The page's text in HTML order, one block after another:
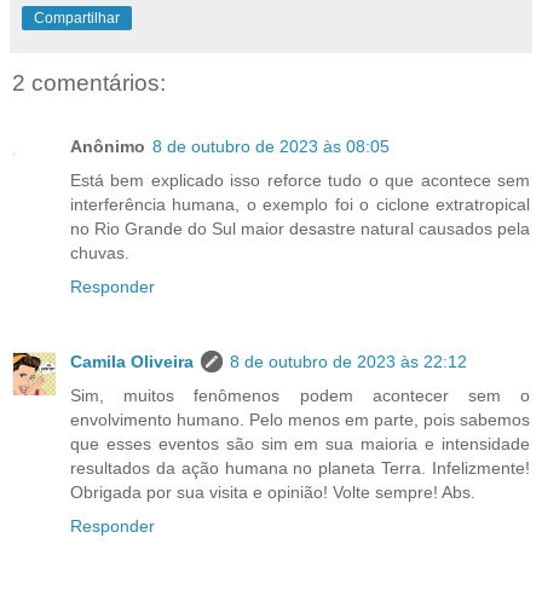
Compartilhar
2 comentários:
Anônimo 8 de outubro de 2023 às 08:05
Está bem explicado isso reforce tudo o que acontece sem
interferência humana, o exemplo foi o ciclone extratropical
no Rio Grande do Sul maior desastre natural causados pela
chuvas.
Responder
Camila Oliveira
8 de outubro de 2023 às 22:12
Sim, muitos fenômenos podem acontecer sem o
envolvimento humano. Pelo menos em parte, pois sabemos
que esses eventos são sim em sua maioria e intensidade
resultados da ação humana no planeta Terra. Infelizmente!
Obrigada por sua visita e opinião! Volte sempre! Abs.
Responder